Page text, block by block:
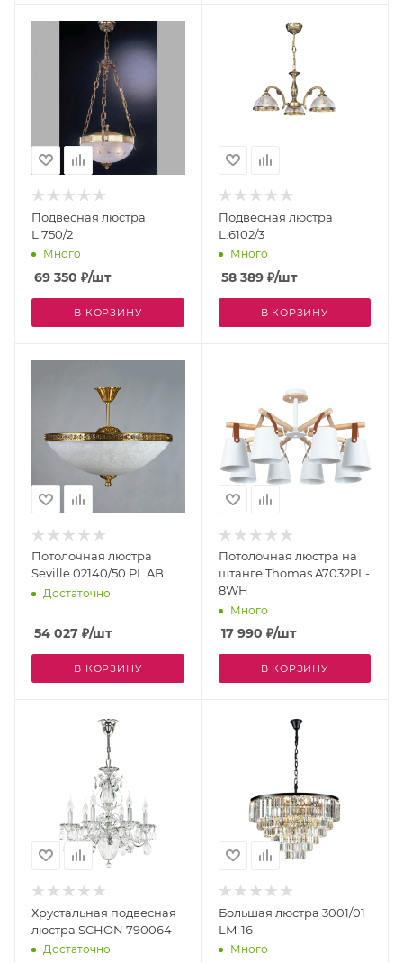
Подвесная люстра
L.750/2
Много
69 350 ₽/шт
В КОРЗИНУ
Подвесная люстра
L.6102/3
Много
58 389₽/шт
В КОРЗИНУ
Потолочная люстра
Seville 02140/50 PL AB
Достаточно
54 027 ₽/шт
В КОРЗИНУ
Потолочная люстра на
штанге Thomas A7032PL-
8WH
Много
17 990 ₽/шт
В КОРЗИНУ
Хрустальная подвесная
люстра SCHON 790064
Достаточно
Большая люстра 3001/01
LM-16
Много